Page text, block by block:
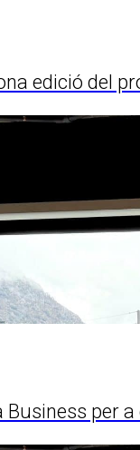
edició del
per